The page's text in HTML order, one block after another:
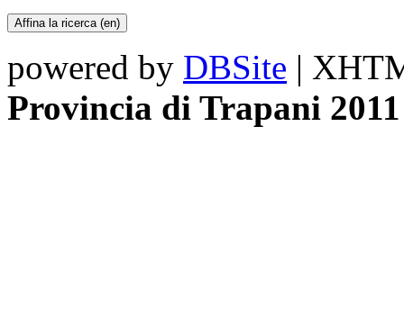
powered by DBSite |
Provincia di Trapani 2011